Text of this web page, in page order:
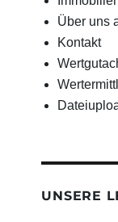
Über uns
Kontakt
UNSERE